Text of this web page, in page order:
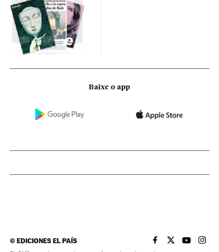
Baixe o app
©EDICIONES EL PAÍS EL PAÍS BRASIL EN
EL PAÍSEL PAÍS
EL